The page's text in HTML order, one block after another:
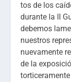
tos de los
durante la II
debemos
nuestros
nuevamente
de la